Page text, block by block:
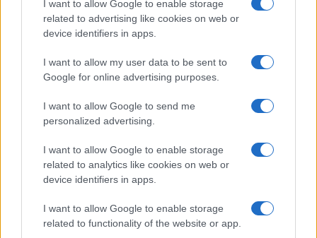
I want to allow Google to enable storage
related to advertising like cookies on web or
device identifiers in apps.
I want to allow my user data to be sent to
Google for online advertising purposes.
I want to allow Google to send me
personalized advertising.
I want to allow Google to enable storage
related to analytics like cookies on web or
device identifiers in apps.
I want to allow Google to enable storage
related to functionality of the website or app.
una fondamentale libertà. La proprietà.